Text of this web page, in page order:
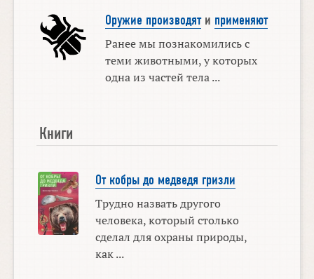
Оружие производяти применяют
Ранее мы познакомились с
теми животными, у которых
одна из частей тела ...
Книги
От кобры до медведя гризли
Трудно назвать другого
человека, который столько
сделал для охраны природы,
как ...